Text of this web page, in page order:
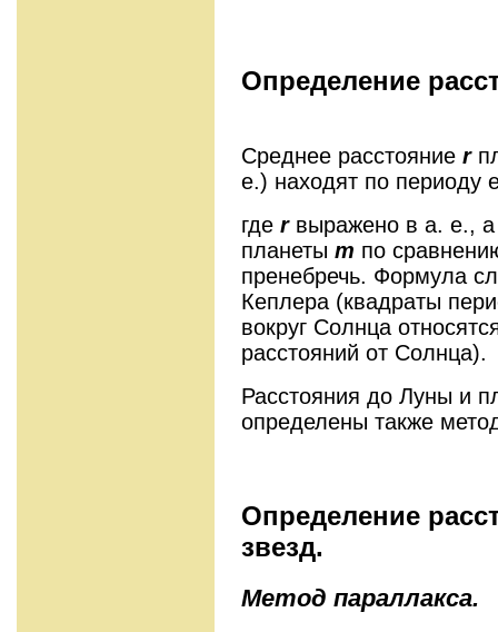
Определение
Среднее расстояние r
е.) находят по периоду
где rвыражено в а. е.,
планеты m по
пренебречь. Формула
Кеплера (квадраты
вокруг Солнца
расстояний от Солнца).
Расстояния до Луны и
определены также
Определение
звезд.
Метод параллакса.